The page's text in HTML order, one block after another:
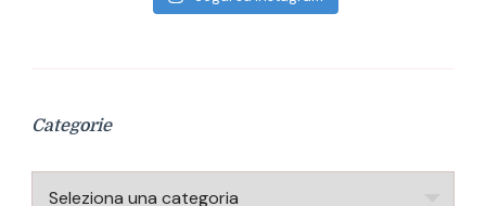
Categorie
Categorie